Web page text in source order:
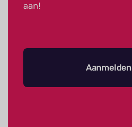
aan!
Aanmelden